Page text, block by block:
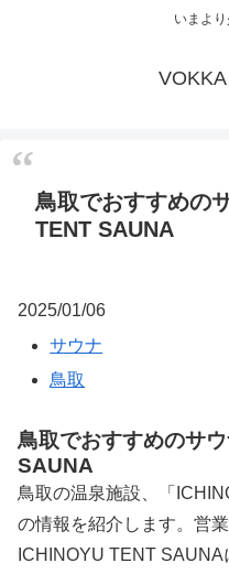
いまよ
鳥取でおすすめの
TENT SAUNA
2025/01/06
サウナ
鳥取
鳥取でおすすめのサ
SAUNA
鳥取の温泉施設、「
の情報を紹介します。営
ICHINOYU TENT